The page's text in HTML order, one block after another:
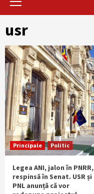
usr
Principale Politic
Legea ANI, jalon în PNRR,
respinsă în Senat. USR și
PNL anunță că vor